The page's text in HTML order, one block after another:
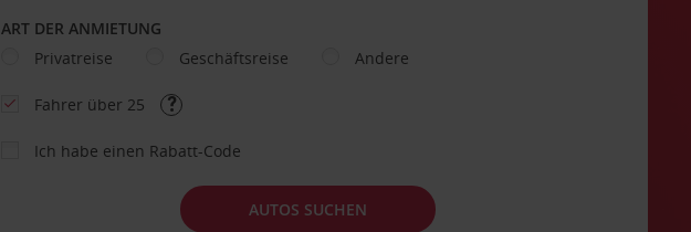
ART DER ANMIETUNG
Privatreise
Geschäftsreise Andere
Fahrer über 25
Ich habe einen Rabatt-Code
AUTOS SUCHEN